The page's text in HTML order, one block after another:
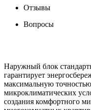
Отзывы
Вопросы
Наружный блок
гарантирует
максимальную
микроклиматических
создания комфортного